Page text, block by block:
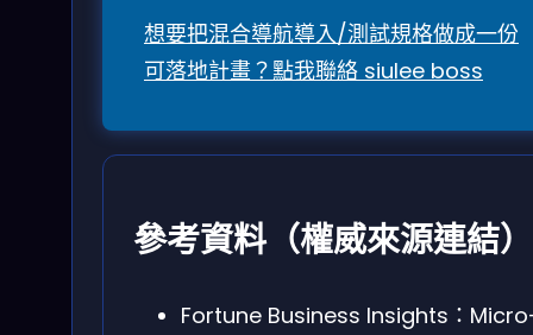
想要把混合導航導入/測試規格做成一份
可落地計畫？點我聯絡 siulee boss
參考資料（權威來源連結）
Fortune Business Insights：